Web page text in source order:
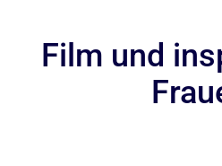
Film und